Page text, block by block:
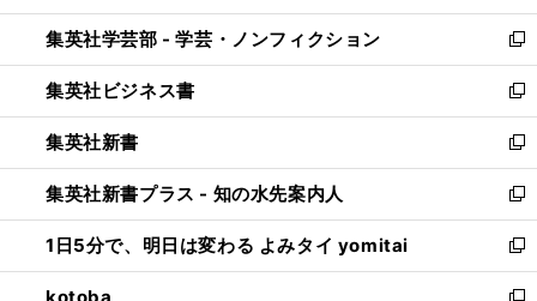
開
く
ウ
で
開
く
ン
ド
ウ
で
開
く
ウ
ィ
ン
ド
ウ
で
開
く
集英社学芸部 - 学芸・ノンフィクション
新
し
い
ウ
ィ
ン
ド
ウ
で
開
く
集英社ビジネス書
新
し
い
ウ
ィ
ン
ド
ウ
集英社新書
新
し
い
ウ
ィ
ン
集英社新書プラス - 知の水先案内人
新
し
い
ウ
1日5分で、明日は変わる よみタイ yomitai
新
し